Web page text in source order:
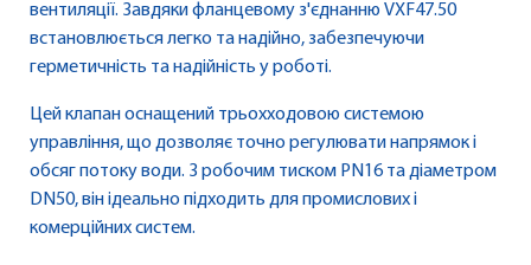
вентиляції. Завдяки фланцевому з'єднанню VXF47.50
встановлюється легко та надійно, забезпечуючи
герметичність та надійність у роботі.
Цей клапан оснащений трьохходовою системою
управління, що дозволяє точно регулювати напрямок і
обсяг потоку води. З робочим тиском PN16 та діаметром
DN50, він ідеально підходить для промислових і
комерційних систем.